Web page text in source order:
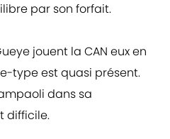
par son forfait.
jouent la CAN eux en
type est quasi présent.
dans sa
difficile.